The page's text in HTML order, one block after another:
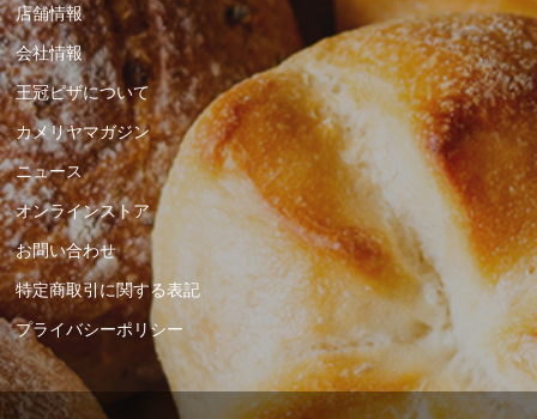
店舗情報
会社情報
王冠ピザについて
カメリヤマガジン
ニュース
オンラインストア
お問い合わせ
特定商取引に関する表記
プライバシーポリシー